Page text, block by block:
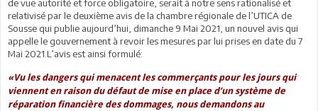
de vue autorité et force obligatoire, serait à notre sens rationalisé et
relativisé par le deuxième avis de la chambre régionale de l’UTICA de
Sousse qui publie aujourd’hui, dimanche 9 Mai 2021, un nouvel avis qui
appelle le gouvernement à revoir les mesures par lui prises en date du 7
Mai 2021.L’avis est ainsi formulé:
«Vu les dangers qui menacent les commerçants pour les jours qui
viennent en raison du défaut de mise en place d’un système de
réparation financière des dommages, nous demandons au